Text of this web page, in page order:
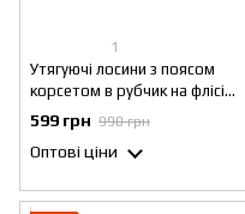
1
Утягуючі лосини з поясом
корсетом в рубчик на флісі
Zohan висока посадка Чорні, S
599 грн 990 грн
Оптові ціни